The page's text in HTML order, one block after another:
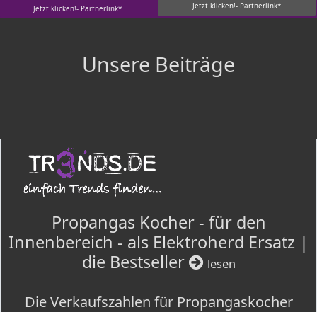
Jetzt klicken!- Partnerlink* Jetzt klicken!- Partnerlink*
Unsere Beiträge
Propangas Kocher - für den
Innenbereich - als Elektroherd Ersatz |
die Bestseller
lesen
Die Verkaufszahlen für Propangaskocher